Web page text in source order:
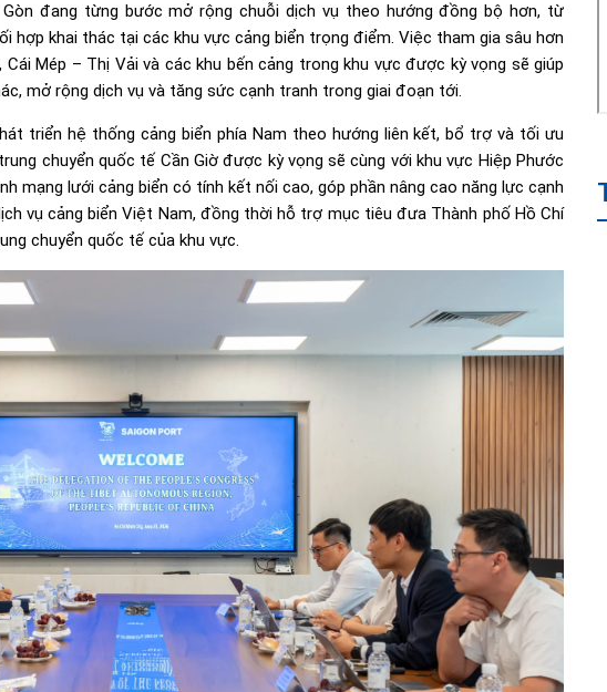
đang từng bước mở rộng chuỗi dịch vụ theo hướng đồng bộ hơn, từ
hợp khai thác tại các khu vực cảng biển trọng điểm. Việc tham gia sâu hơn
Mép – Thị Vải và các khu bến cảng trong khu vực được kỳ vọng sẽ giúp
mở rộng dịch vụ và tăng sức cạnh tranh trong giai đoạn tới.
triển hệ thống cảng biển phía Nam theo hướng liên kết, bổ trợ và tối ưu
chuyển quốc tế Cần Giờ được kỳ vọng sẽ cùng với khu vực Hiệp Phước
mạng lưới cảng biển có tính kết nối cao, góp phần nâng cao năng lực cạnh
vụ cảng biển Việt Nam, đồng thời hỗ trợ mục tiêu đưa Thành phố Hồ Chí
chuyển quốc tế của khu vực.